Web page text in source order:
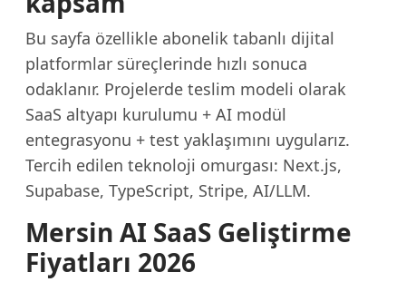
Bu sayfa özellikle abonelik tabanlı dijital
platformlar süreçlerinde hızlı sonuca
odaklanır. Projelerde teslim modeli olarak
SaaS altyapı kurulumu + AI modül
entegrasyonu + test yaklaşımını uygularız.
Tercih edilen teknoloji omurgası: Next.js,
Supabase, TypeScript, Stripe, AI/LLM.
Mersin AI SaaS Geliştirme
Fiyatları 2026